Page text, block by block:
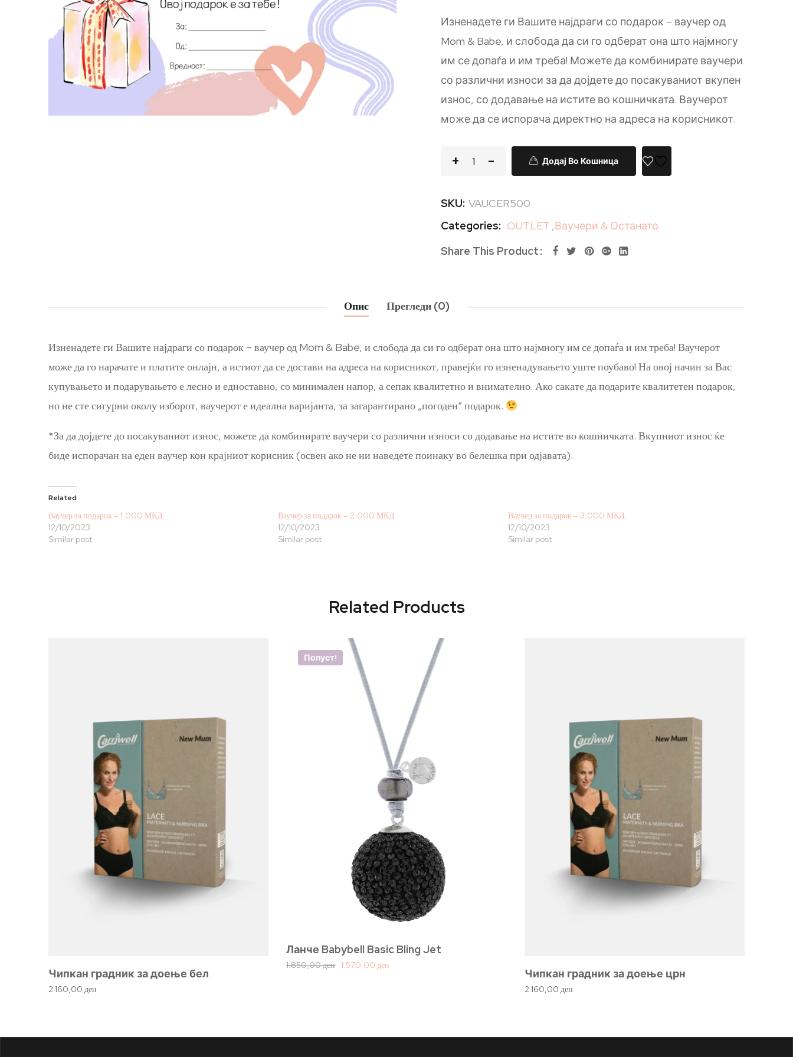
Изненадете ги Вашите најдраги со подарок – ваучер од
Mom & Babe, и слобода да си го одберат она што најмногу
им се допаѓа и им треба! Можете да комбинирате ваучери
со различни износи за да дојдете до посакуваниот вкупен
износ, со додавање на истите во кошничката. Ваучерот
може да се испорача директно на адреса на корисникот.
Додај Во Кошница
SKU: VAUCER500
Categories: OUTLET ,Ваучери & Останато
Share This Product
Опис Прегледи (0)
Изненадете ги Вашите најдраги со подарок – ваучер од Mom & Babe, и слобода да си го одберат она што најмногу им се допаѓа и им треба! Ваучерот
може да го нарачате и платите онлајн, а истиот да се достави на адреса на корисникот, правејќи го изненадувањето уште поубаво! На овој начин за Вас
купувањето и подарувањето е лесно и едноставно, со минимален напор, а сепак квалитетно и внимателно. Ако сакате да подарите квалитетен подарок,
но не сте сигурни околу изборот, ваучерот е идеална варијанта, за загарантирано „погоден“ подарок.
*За да дојдете до посакуваниот износ, можете да комбинирате ваучери со различни износи со додавање на истите во кошничката. Вкупниот износ ќе
биде испорачан на еден ваучер кон крајниот корисник (освен ако не ни наведете поинаку во белешка при одјавата).
Related
Ваучер за подарок – 1.000 МКД
12/10/2023
Similar post
Ваучер за подарок – 2.000 МКД
12/10/2023
Similar post
Ваучер за подарок – 3.000 МКД
12/10/2023
Similar post
Related Products
Чипкан градник за доење бел
2.160,00ден
Попуст!
Ланче Babybell Basic Bling Jet
1.850,00ден 1.570,00 ден
Чипкан градник за доење црн
2.160,00 ден